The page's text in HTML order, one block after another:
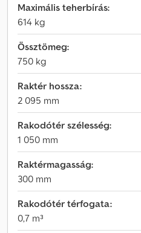
Maximális teherbírás:
614 kg
Össztömeg:
750 kg
Raktér hossza:
2 095 mm
Rakodótér szélesség:
1 050 mm
Raktérmagasság:
300 mm
Rakodótér térfogata:
0,7 m³